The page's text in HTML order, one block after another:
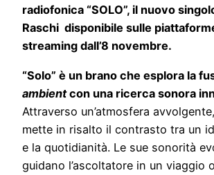
radiofonica “SOLO”, il nuovo
Raschi disponibile sulle
streaming dall’8 novembre.
“Solo” è un brano che esplora la
ambientcon una ricerca sonora
Attraverso un’atmosfera
mette in risalto il contrasto tra un
e la quotidianità. Le sue sonorità
guidano l’ascoltatore in un viaggio